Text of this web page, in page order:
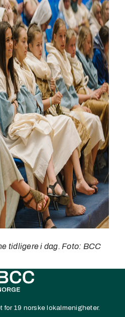
tidligere i dag. Foto: BCC
for 19 norske lokalmenigheter.